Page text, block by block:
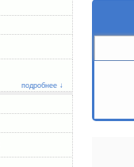
подробнее ↓